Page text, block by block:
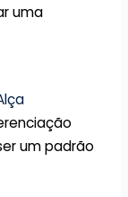
uma
um padrão